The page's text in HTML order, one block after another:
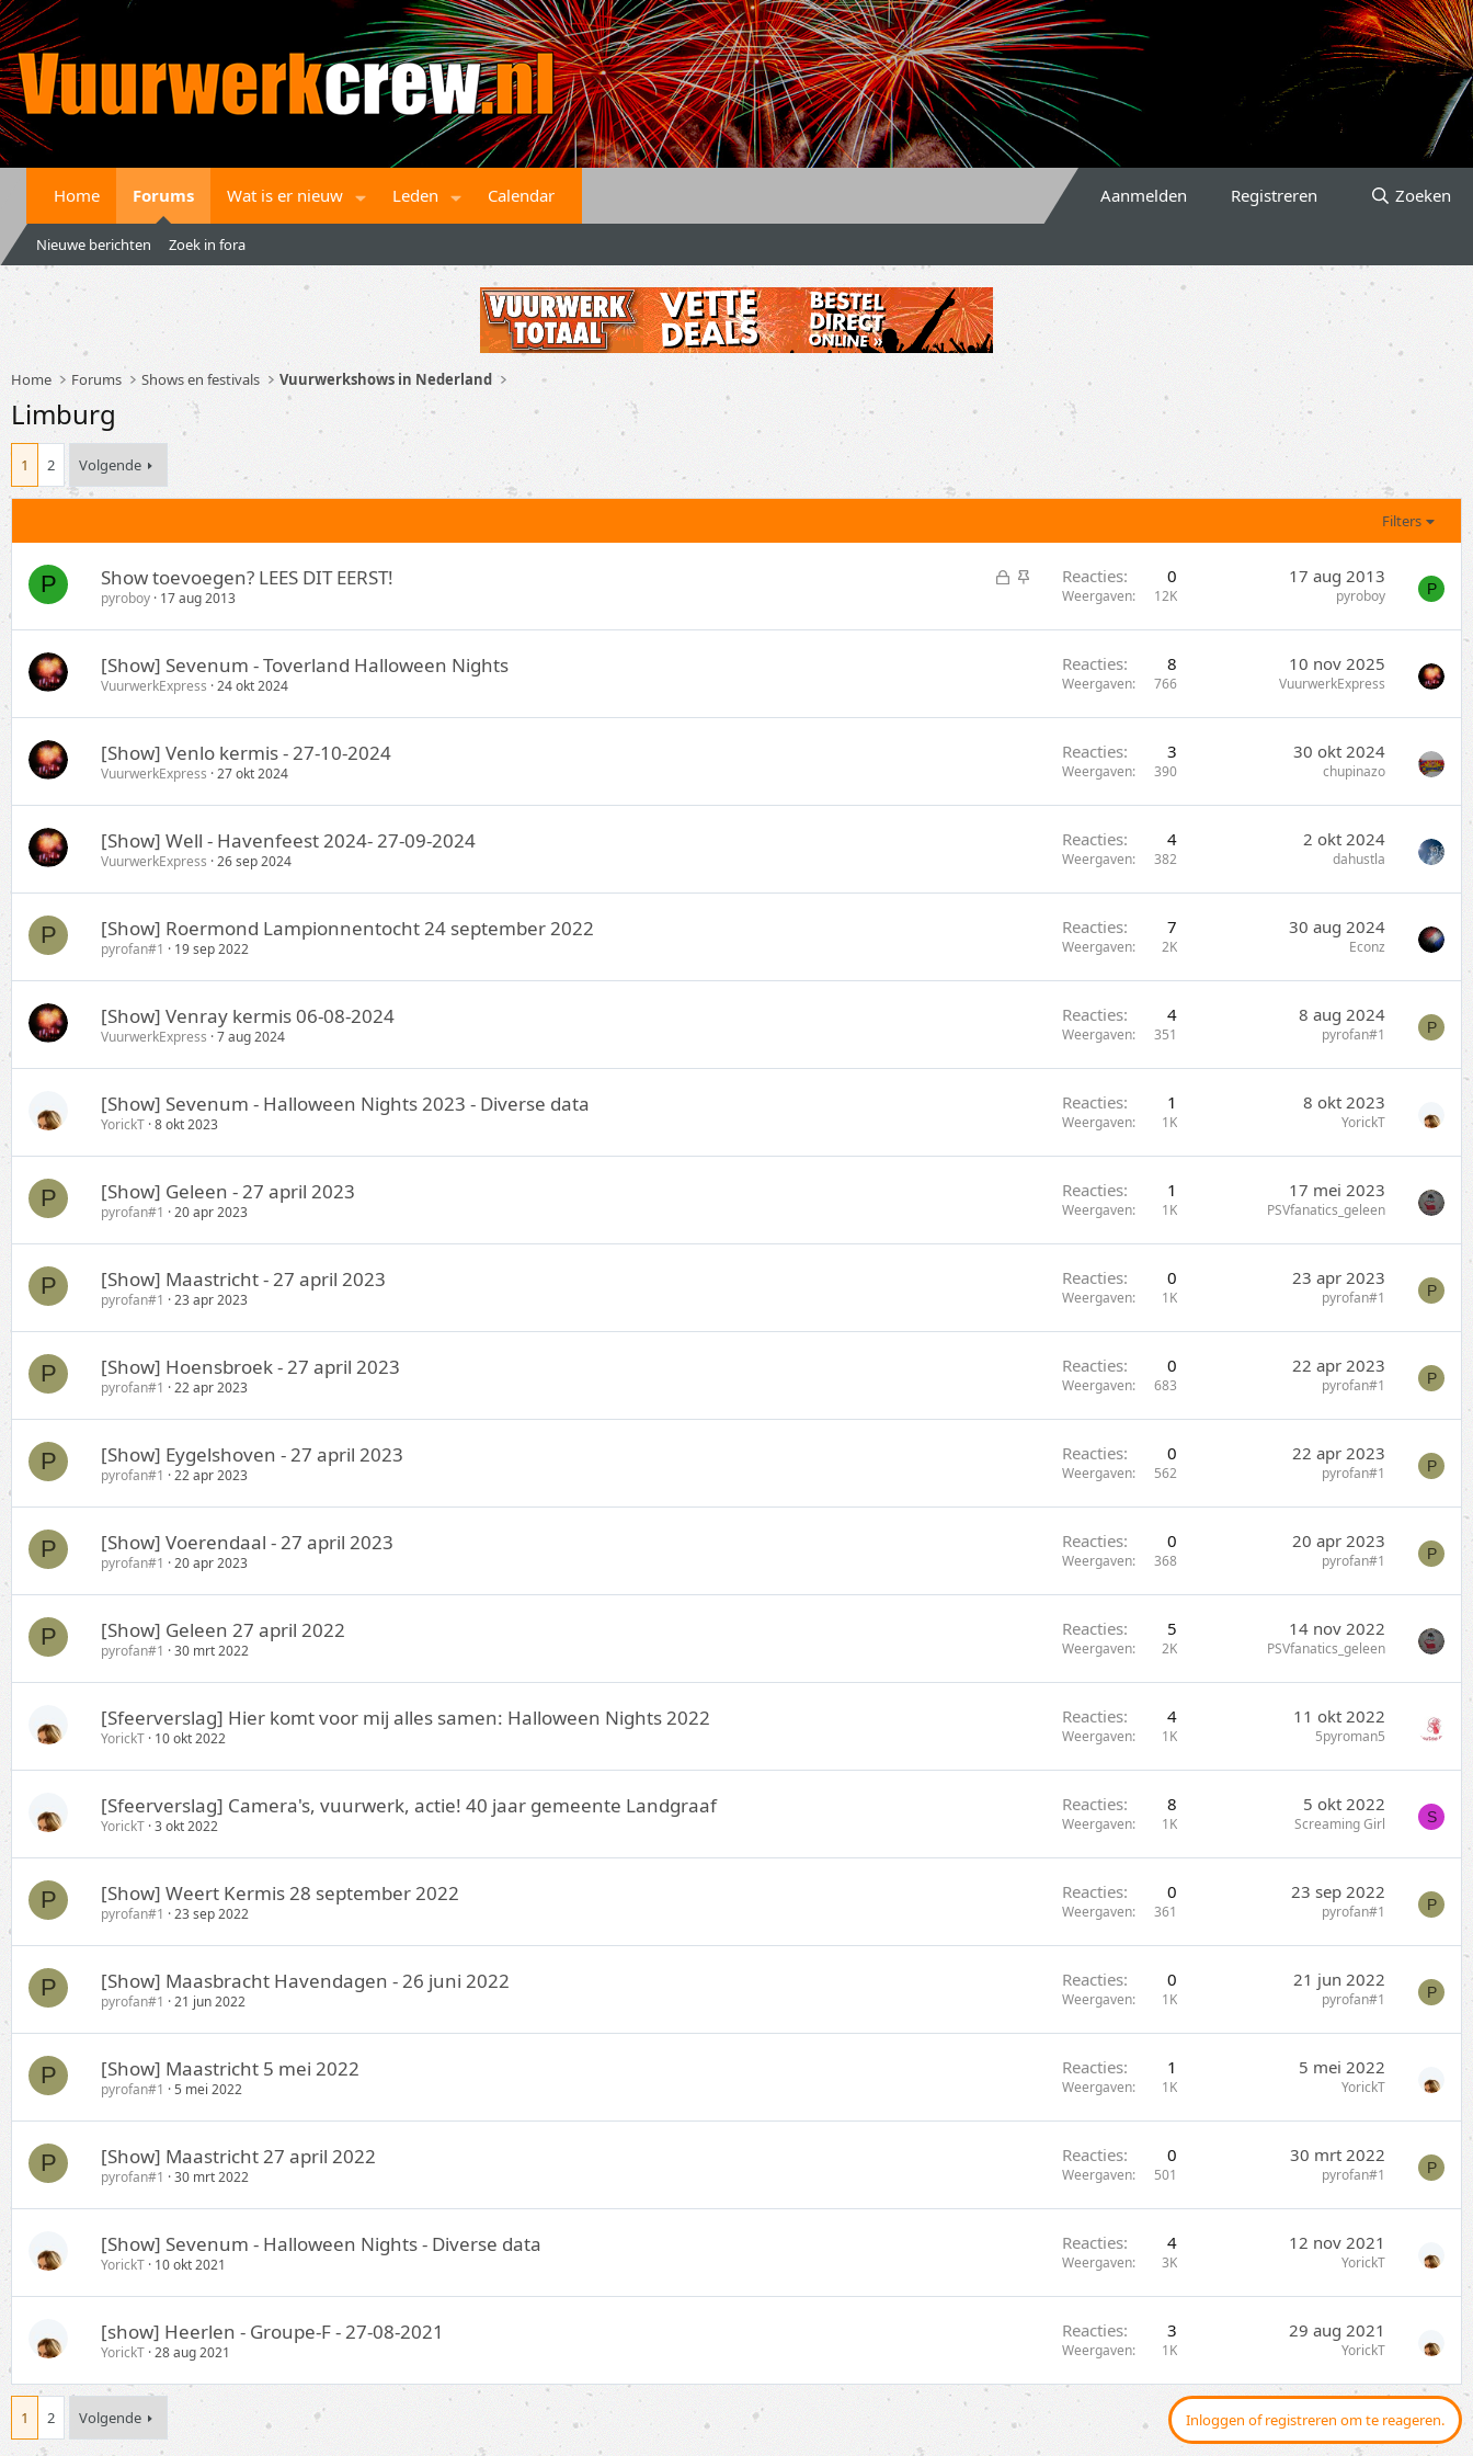
Home Forums Wat is er nieuw Leden Calendar Aanmelden Registreren Zoeken
Nieuwe berichten Zoek in fora
Home Forums Shows en festivals Vuurwerkshows in Nederland
Limburg
1 2 Volgende
Filters
P
G
e
S
Show toevoegen? LEES DIT EERST!
pyroboy 17 aug 2013
Reacties 0
Weergaven 12K
17 aug 2013
pyroboy P
[Show] Sevenum - Toverland Halloween Nights
VuurwerkExpress 24 okt 2024
Reacties 8
Weergaven 766
10 nov 2025
VuurwerkExpress
[Show] Venlo kermis - 27-10-2024
VuurwerkExpress 27 okt 2024
Reacties 3
Weergaven 390
30 okt 2024
chupinazo
[Show] Well - Havenfeest 2024- 27-09-2024
VuurwerkExpress 26 sep 2024
Reacties 4
Weergaven 382
2 okt 2024
dahustla
P [Show] Roermond Lampionnentocht 24 september 2022
pyrofan#1 19 sep 2022
Reacties 7
Weergaven 2K
30 aug 2024
Econz
[Show] Venray kermis 06-08-2024
VuurwerkExpress 7 aug 2024
Reacties 4
Weergaven 351
8 aug 2024
pyrofan#1 P
[Show] Sevenum - Halloween Nights 2023 - Diverse data
YorickT 8 okt 2023
Reacties 1
Weergaven 1K
8 okt 2023
YorickT
P [Show] Geleen - 27 april 2023
pyrofan#1 20 apr 2023
Reacties 1
Weergaven 1K
17 mei 2023
PSVfanatics_geleen
P [Show] Maastricht - 27 april 2023
pyrofan#1 23 apr 2023
Reacties 0
Weergaven 1K
23 apr 2023
pyrofan#1 P
P [Show] Hoensbroek - 27 april 2023
pyrofan#1 22 apr 2023
Reacties 0
Weergaven 683
22 apr 2023
pyrofan#1 P
P [Show] Eygelshoven - 27 april 2023
pyrofan#1 22 apr 2023
Reacties 0
Weergaven 562
22 apr 2023
pyrofan#1 P
P [Show] Voerendaal - 27 april 2023
pyrofan#1 20 apr 2023
Reacties 0
Weergaven 368
20 apr 2023
pyrofan#1 P
P [Show] Geleen 27 april 2022
pyrofan#1 30 mrt 2022
Reacties 5
Weergaven 2K
14 nov 2022
PSVfanatics_geleen
[Sfeerverslag] Hier komt voor mij alles samen: Halloween Nights 2022
YorickT 10 okt 2022
Reacties 4
Weergaven 1K
11 okt 2022
5pyroman5
[Sfeerverslag] Camera's, vuurwerk, actie! 40 jaar gemeente Landgraaf
YorickT 3 okt 2022
Reacties 8
Weergaven 1K
5 okt 2022
Screaming Girl S
P [Show] Weert Kermis 28 september 2022
pyrofan#1 23 sep 2022
Reacties 0
Weergaven 361
23 sep 2022
pyrofan#1 P
P [Show] Maasbracht Havendagen - 26 juni 2022
pyrofan#1 21 jun 2022
Reacties 0
Weergaven 1K
21 jun 2022
pyrofan#1 P
P [Show] Maastricht 5 mei 2022
pyrofan#1 5 mei 2022
Reacties 1
Weergaven 1K
5 mei 2022
YorickT
P [Show] Maastricht 27 april 2022
pyrofan#1 30 mrt 2022
Reacties 0
Weergaven 501
30 mrt 2022
pyrofan#1 P
[Show] Sevenum - Halloween Nights - Diverse data
YorickT 10 okt 2021
Reacties 4
Weergaven 3K
12 nov 2021
YorickT
[show] Heerlen - Groupe-F - 27-08-2021
YorickT 28 aug 2021
Reacties 3
Weergaven 1K
29 aug 2021
YorickT
1 2 Volgende Inloggen of registreren om te reageren.